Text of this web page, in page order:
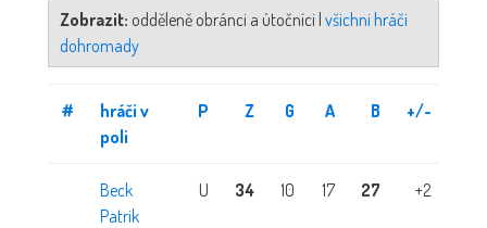
Zobrazit: odděleně obránci a útočníci | všichni hráči
dohromady
#
hráči v
poli
P Z G A B +/-
Beck
Patrik
U 34 10 17 27 +2